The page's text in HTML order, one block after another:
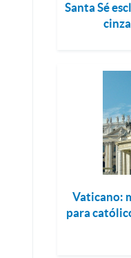
Santa Sé
Vaticano:
para